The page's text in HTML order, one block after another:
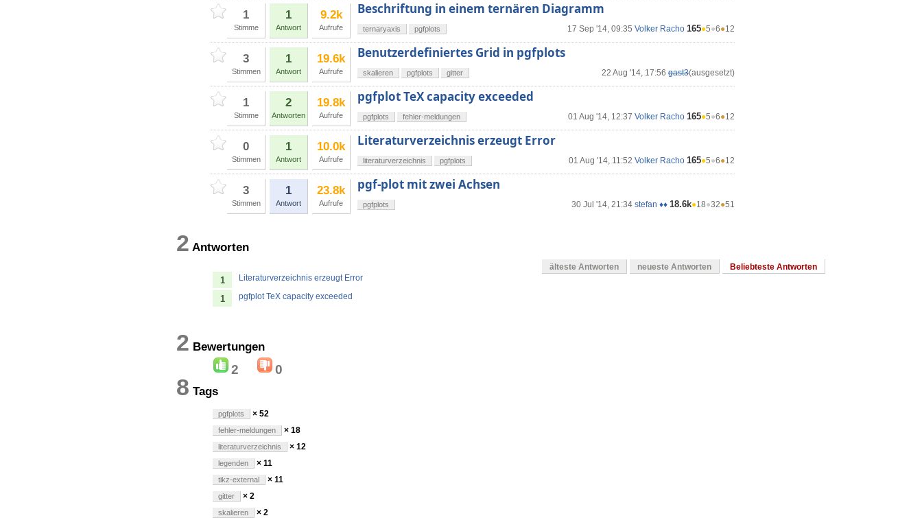
1
Stimme
1
Antwort
9.2k
Aufrufe
Beschriftung in einem ternären Diagramm
17 Sep '14, 09:35 Volker Racho 165●5●6●12
ternaryaxis pgfplots
3
Stimmen
1
Antwort
19.6k
Aufrufe
Benutzerdefiniertes Grid in pgfplots
22 Aug '14, 17:56 gast3(ausgesetzt)
skalieren pgfplots gitter
1
Stimme
2
Antworten
19.8k
Aufrufe
pgfplot TeX capacity exceeded
01 Aug '14, 12:37 Volker Racho 165●5●6●12
pgfplots fehler-meldungen
0
Stimmen
1
Antwort
10.0k
Aufrufe
Literaturverzeichnis erzeugt Error
01 Aug '14, 11:52 Volker Racho 165●5●6●12
literaturverzeichnis pgfplots
3
Stimmen
1
Antwort
23.8k
Aufrufe
pgf-plot mit zwei Achsen
30 Jul '14, 21:34 stefan ♦♦ 18.6k●18●32●51
pgfplots
2 Antworten
älteste Antworten neueste Antworten Beliebteste Antworten
1 Literaturverzeichnis erzeugt Error
1 pgfplot TeX capacity exceeded
2 Bewertungen
2 0
8 Tags
pgfplots × 52
fehler-meldungen × 18
literaturverzeichnis × 12
legenden × 11
tikz-external × 11
gitter × 2
skalieren × 2